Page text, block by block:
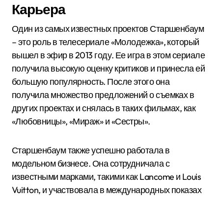
Карьера
Один из самых известных проектов Старшенбаум
– это роль в телесериале «Молодежка», который
вышел в эфир в 2013 году. Ее игра в этом сериале
получила высокую оценку критиков и принесла ей
большую популярность. После этого она
получила множество предложений о съемках в
других проектах и снялась в таких фильмах, как
«Любовницы», «Мираж» и «Сестры».
Старшенбаум также успешно работала в
модельном бизнесе. Она сотрудничала с
известными марками, такими как Lancome и Louis
Vuitton, и участвовала в международных показах